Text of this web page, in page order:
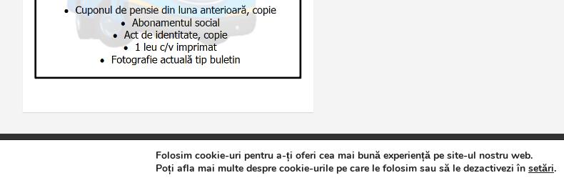
Jurnalul de Brăila Politică de confidențialitate Theme by:Theme Horse Proudly Powered by:
Folosim cookie-uri pentru a-ți oferi cea mai bună experiență pe site-ul nostru web.
Poți afla mai multe despre cookie-urile pe care le folosim sau să le dezactivezi în setări.